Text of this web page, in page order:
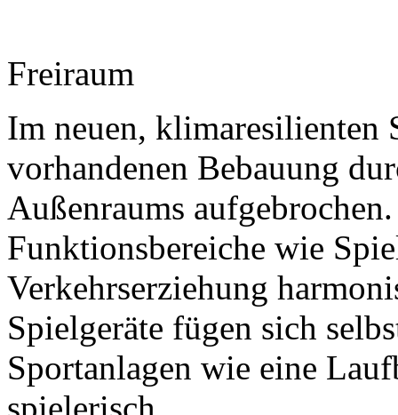
Freiraum
Im neuen, klimaresilienten
vorhandenen Bebauung
Außenraums
Funktionsbereiche wie
Verkehrserziehung
Spielgeräte fügen sich
Sportanlagen wie eine